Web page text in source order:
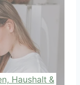
Haushalt &